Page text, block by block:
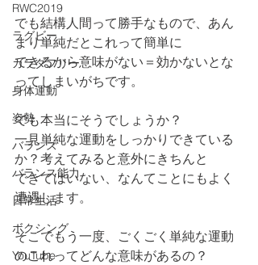
RWC2019
ラグビー
カラダフリー
身体運動
姿勢
バランス
バランス能力
日常生活
ボクシング
YouTube
でも結構人間って勝手なもので、あん
まり単純だとこれって簡単に
できるから意味がない＝効かないとな
ってしまいがちです。
でも本当にそうでしょうか？
一見単純な運動をしっかりできている
か？考えてみると意外にきちんと
できてはいない、なんてことにもよく
遭遇します。
そこでもう一度、ごくごく単純な運動
のこれってどんな意味があるの？